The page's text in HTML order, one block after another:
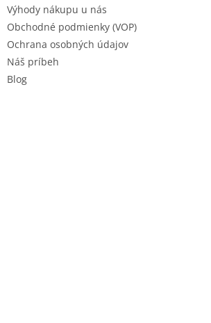
Výhody nákupu u nás
Obchodné podmienky (VOP)
Ochrana osobných údajov
Náš príbeh
Blog